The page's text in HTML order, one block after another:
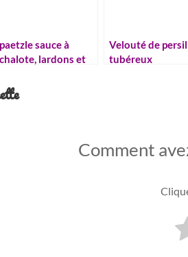
sauce à
lardons et
Velouté de persil
tubéreux
Comment